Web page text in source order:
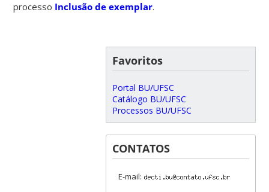
processo Inclusão de exemplar.
Favoritos
Portal BU/UFSC
Catálogo BU/UFSC
Processos BU/UFSC
CONTATOS
E-mail: